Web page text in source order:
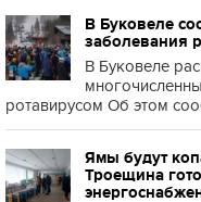
В Буковеле
заболевания
В Буковеле
ротавирусом Об этом
Ямы будут
Троещина